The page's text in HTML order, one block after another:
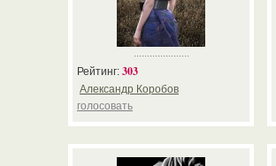
.....................
Рейтинг: 303
Александр Коробов
голосовать